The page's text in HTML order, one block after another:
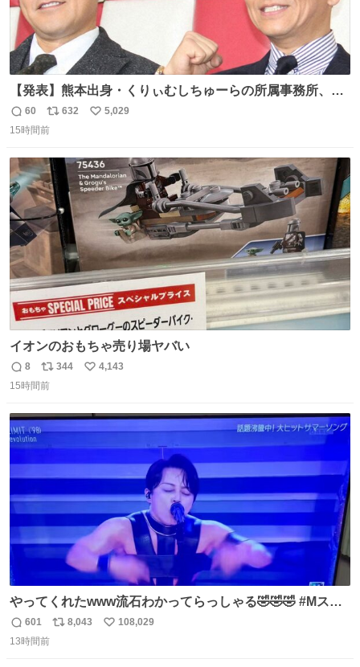
【発表】熊本出身・くりぃむしちゅーらの所属事務所、被
災地に義援金寄付 news.livedoor.com/article/detail… くり
ぃむしちゅーやマツコ、有働由美子らが所属する芸能事務
本地震の被災地支援のため義援金を寄付したことを公表し
た。
返
信
60
リ
ポ
ト
数
632
い
数
5,029
15時間前
イオンのおもちゃ売り場ヤバい
返
信
8
リ
ポ
ト
344
い
4,143
15時間前
やってくれたwww流石わかってらっしゃる🤣🤣🤣 #Mステ
#西川貴教
返
信
601
リ
8,043
い
108,029
13時間前